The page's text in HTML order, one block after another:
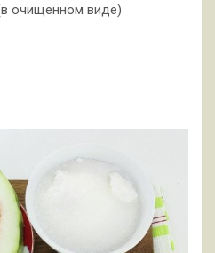
очищенном виде)